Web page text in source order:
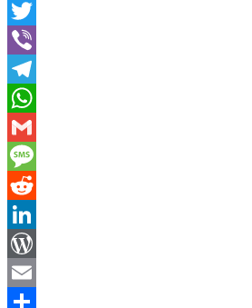
Facebook
Twitter
Viber
Telegram
WhatsApp
Gmail
Message
Reddit
LinkedIn
WordPress
Email